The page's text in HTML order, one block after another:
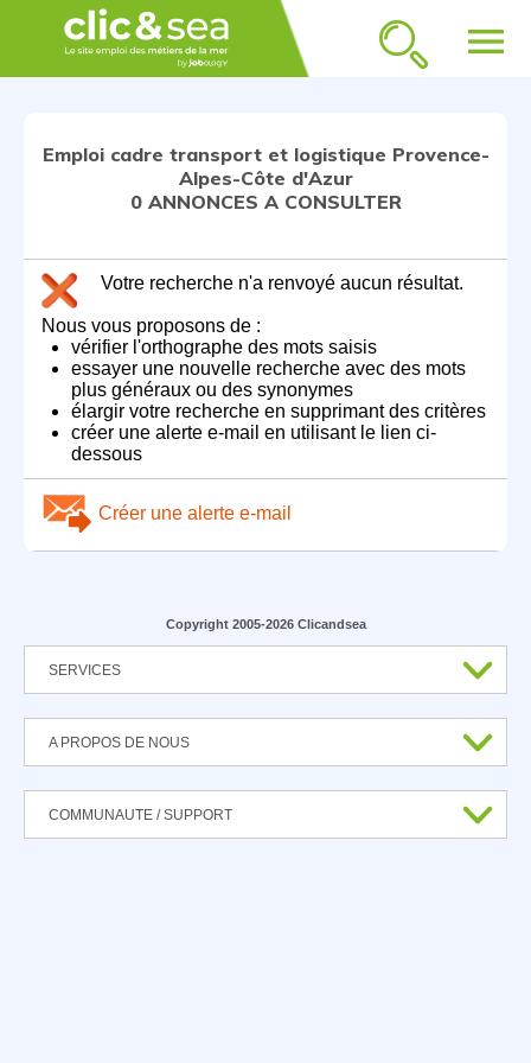
menu
Emploi cadre transport et logistique Provence-
Alpes-Côte d'Azur
0 ANNONCES A CONSULTER
Votre recherche n'a renvoyé aucun résultat.
Nous vous proposons de :
vérifier l'orthographe des mots saisis
essayer une nouvelle recherche avec des mots
plus généraux ou des synonymes
élargir votre recherche en supprimant des critères
créer une alerte e-mail en utilisant le lien ci-
dessous
Créer une alerte e-mail
Copyright 2005-2026 Clicandsea
SERVICES
A PROPOS DE NOUS
COMMUNAUTE / SUPPORT